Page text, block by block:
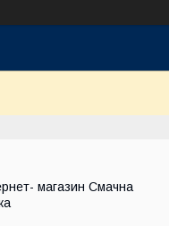
магазин Смачна